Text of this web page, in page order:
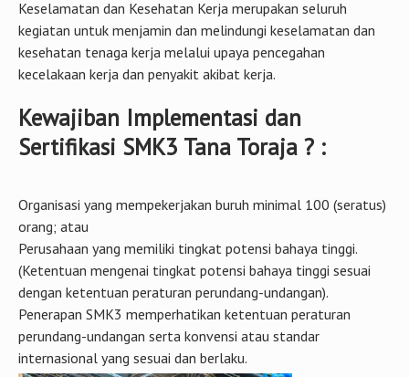
Keselamatan dan Kesehatan Kerja merupakan seluruh
kegiatan untuk menjamin dan melindungi keselamatan dan
kesehatan tenaga kerja melalui upaya pencegahan
kecelakaan kerja dan penyakit akibat kerja.
Kewajiban Implementasi dan
Sertifikasi SMK3 Tana Toraja ? :
Organisasi yang mempekerjakan buruh minimal 100 (seratus)
orang; atau
Perusahaan yang memiliki tingkat potensi bahaya tinggi.
(Ketentuan mengenai tingkat potensi bahaya tinggi sesuai
dengan ketentuan peraturan perundang-undangan).
Penerapan SMK3 memperhatikan ketentuan peraturan
perundang-undangan serta konvensi atau standar
internasional yang sesuai dan berlaku.